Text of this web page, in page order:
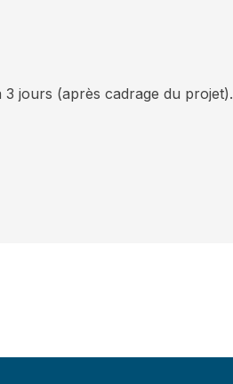
3 jours (après cadrage du projet).